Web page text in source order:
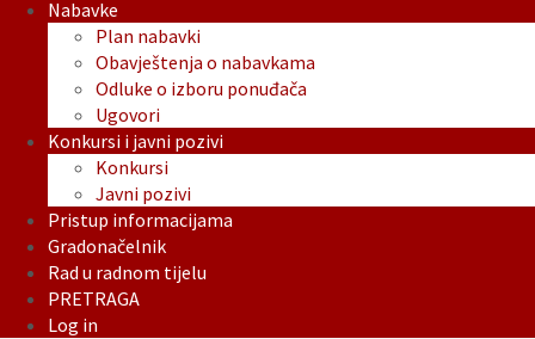
Nabavke
Plan nabavki
Obavještenja o nabavkama
Odluke o izboru ponuđača
Ugovori
Konkursi i javni pozivi
Konkursi
Javni pozivi
Pristup informacijama
Gradonačelnik
Rad u radnom tijelu
PRETRAGA
Log in